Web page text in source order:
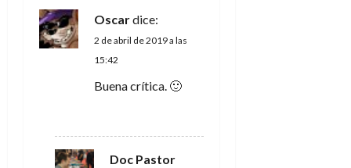
n
d
Oscardice:
2 de abril de 2019 a las
15:42
Buena crítica. 🙂
Doc Pastor